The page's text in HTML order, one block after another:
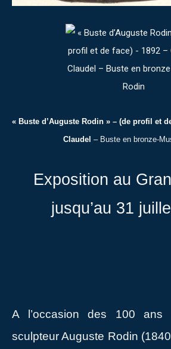
« Buste d’Auguste Rodin » – (de profil et
Claudel – Buste en bronze-
Exposition au
jusqu’au 31
A l’occasion des 100
sculpteur Auguste Rodin